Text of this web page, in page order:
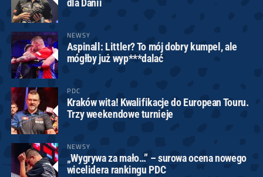
dla Danii
NEWSY
Aspinall: Littler? To mój dobry kumpel, ale
mógłby już wyp***dalać
PDC
Kraków wita! Kwalifikacje do European Touru.
Trzy weekendowe turnieje
NEWSY
„Wygrywa za mało…” – surowa ocena nowego
wicelidera rankingu PDC